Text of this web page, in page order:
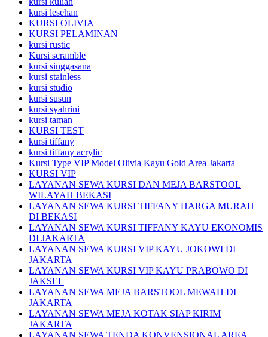
kursi lesehan
KURSI OLIVIA
KURSI PELAMINAN
kursi rustic
Kursi scramble
kursi singgasana
kursi stainless
kursi studio
kursi susun
kursi syahrini
kursi taman
KURSI TEST
kursi tiffany
kursi tiffany acrylic
Kursi Type VIP Model Olivia Kayu Gold Area Jakarta
KURSI VIP
LAYANAN SEWA KURSI DAN MEJA BARSTOOL
WILAYAH BEKASI
LAYANAN SEWA KURSI TIFFANY HARGA MURAH
DI BEKASI
LAYANAN SEWA KURSI TIFFANY KAYU EKONOMIS
DI JAKARTA
LAYANAN SEWA KURSI VIP KAYU JOKOWI DI
JAKARTA
LAYANAN SEWA KURSI VIP KAYU PRABOWO DI
JAKSEL
LAYANAN SEWA MEJA BARSTOOL MEWAH DI
JAKARTA
LAYANAN SEWA MEJA KOTAK SIAP KIRIM
JAKARTA
LAYANAN SEWA TENDA KONVENSIONAL AREA